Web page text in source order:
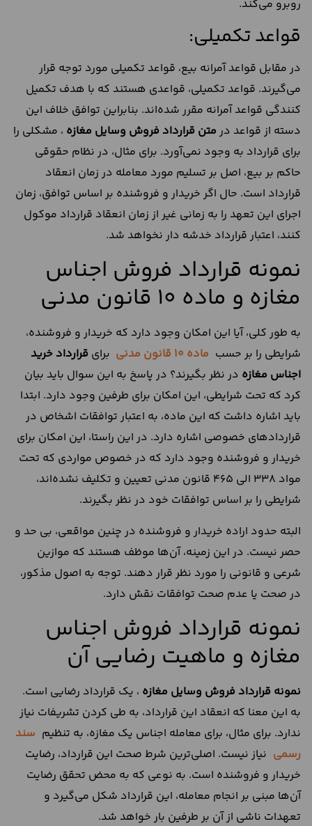
روبرو می‌کند.
قواعد تکمیلی:
در مقابل قواعد آمرانه بیع، قواعد تکمیلی مورد توجه قرار
می‌گیرند. قواعد تکمیلی، قواعدی هستند که با هدف تکمیل
کنندگی قواعد آمرانه مقرر شده‌اند. بنابراین توافق خلاف این
دسته از قواعد در متن قراردادفروش وسایل مغازه ، مشکلی را
برای قرارداد به وجود نمی‌آورد. برای مثال،‌ در نظام حقوقی
حاکم بر بیع، اصل بر تسلیم مورد معامله در زمان انعقاد
قرارداد است. حال اگر خریدار و فروشنده بر اساس توافق، زمان
اجرای این تعهد را به زمانی غیر از زمان انعقاد قرارداد موکول
کنند،‌ اعتبار قرارداد خدشه دار نخواهد شد.
نمونه قرارداد فروش اجناس
مغازه و ماده ۱۰ قانون مدنی
به طور کلی، ‌آیا این امکان وجود دارد که خریدار و فروشنده،‌
شرایطی را بر حسب ماده 10 قانون مدنی برای قرارداد خرید
اجناس مغازه در نظر بگیرند؟ در پاسخ به این سوال باید بیان
کرد که تحت شرایطی، این امکان برای طرفین وجود دارد. ابتدا
باید اشاره داشت که این ماده، به اعتبار توافقات اشخاص در
قراردادهای خصوصی اشاره دارد. در این راستا، این امکان برای
خریدار و فروشنده وجود دارد که در خصوص مواردی که تحت
مواد ۳۳۸ الی ۴۶۵ قانون مدنی تعیین و تکلیف نشده‌اند،‌
شرایطی را بر اساس توافقات خود در نظر بگیرند.
البته حدود اراده خریدار و فروشنده در چنین مواقعی،‌ بی حد و
حصر نیست. در این زمینه، آن‌ها موظف هستند که موازین
شرعی و قانونی را مورد نظر قرار دهند. توجه به اصول مذکور،
در صحت یا عدم صحت توافقات نقش دارد.
نمونه قرارداد فروش اجناس
مغازه و ماهیت رضایی آن
نمونه قراردادفروش وسایل مغازه ، ‌یک قرارداد رضایی است.
به این معنا که انعقاد این قرارداد، به طی کردن تشریفات نیاز
ندارد. برای مثال،‌ برای معامله اجناس یک مغازه، به تنظیم سند
رسمی نیاز نیست. اصلی‌ترین شرط صحت این قرارداد،‌ رضایت
خریدار و فروشنده است. به نوعی که به محض تحقق رضایت
آن‌ها مبنی بر انجام معامله، این قرارداد شکل می‌گیرد و
تعهدات ناشی از آن بر طرفین بار خواهد شد.